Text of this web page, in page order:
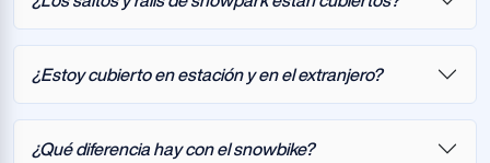
¿Estoy cubierto en estación y en el extranjero?
¿Qué diferencia hay con el snowbike?